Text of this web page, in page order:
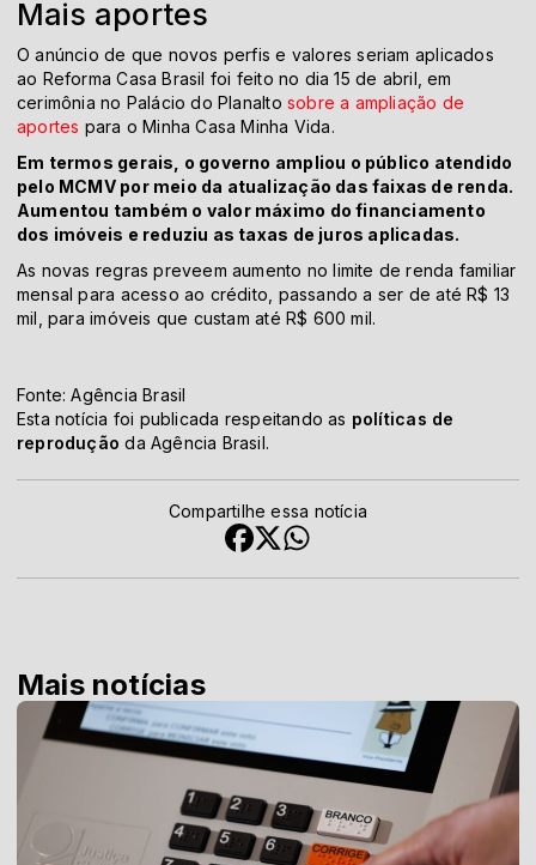
Mais aportes
O anúncio de que novos perfis e valores seriam aplicados
ao Reforma Casa Brasil foi feito no dia 15 de abril, em
cerimônia no Palácio do Planalto sobre a ampliação de
aportes para o Minha Casa Minha Vida.
Em termos gerais, o governo ampliou o público atendido
pelo MCMV por meio da atualização das faixas de renda.
Aumentou também o valor máximo do financiamento
dos imóveis e reduziu as taxas de juros aplicadas.
As novas regras preveem aumento no limite de renda familiar
mensal para acesso ao crédito, passando a ser de até R$ 13
mil, para imóveis que custam até R$ 600 mil.
Fonte: Agência Brasil
Esta notícia foi publicada respeitando as políticas de
reprodução da Agência Brasil.
Compartilhe essa notícia
Mais notícias